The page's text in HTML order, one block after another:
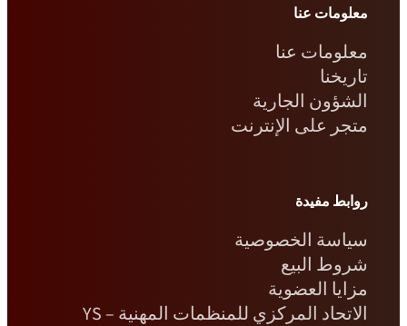
معلومات عنا
معلومات عنا
تاريخنا
الشؤون الجارية
متجر على الإنترنت
روابط مفيدة
سياسة الخصوصية
شروط البيع
مزايا العضوية
الاتحاد المركزي للمنظمات المهنية – YS